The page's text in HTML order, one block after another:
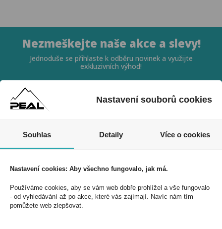
Nezmeškejte naše akce a slevy!
Jednoduše se přihlaste k odběru novinek a využijte
exkluzivních výhod!
Souhlasím se zpracováním osobních údajů *
PEAL a.s.
U Plynárny 412/101
101 00 Praha 10
Nastavení souborů cookies
Souhlas Detaily Více o cookies
Nastavení cookies: Aby všechno fungovalo, jak má.
Používáme cookies, aby se vám web dobře prohlížel a vše fungovalo
- od vyhledávání až po akce, které vás zajímají. Navíc nám tím
pomůžete web zlepšovat.